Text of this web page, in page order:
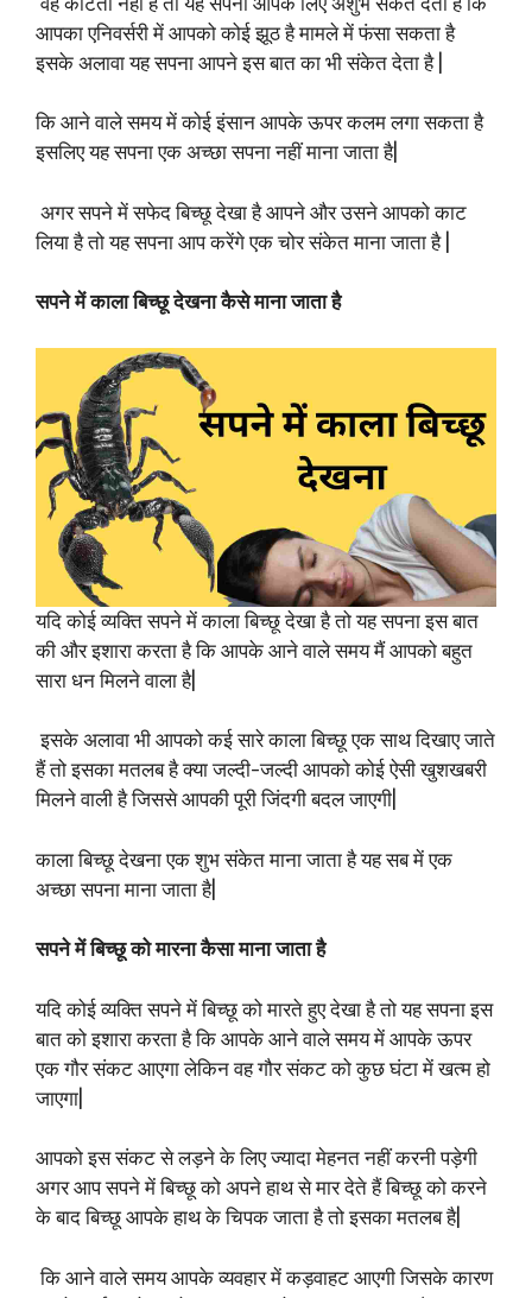
आपका एनिवर्सरी में आपको कोई झूठ है मामले में फंसा सकता है
इसके अलावा यह सपना आपने इस बात का भी संकेत देता है |
कि आने वाले समय में कोई इंसान आपके ऊपर कलम लगा सकता है
इसलिए यह सपना एक अच्छा सपना नहीं माना जाता है|
अगर सपने में सफेद बिच्छू देखा है आपने और उसने आपको काट
लिया है तो यह सपना आप करेंगे एक चोर संकेत माना जाता है |
सपने में काला बिच्छू देखना कैसे माना जाता है
यदि कोई व्यक्ति सपने में काला बिच्छू देखा है तो यह सपना इस बात
की और इशारा करता है कि आपके आने वाले समय मैं आपको बहुत
सारा धन मिलने वाला है|
इसके अलावा भी आपको कई सारे काला बिच्छू एक साथ दिखाए जाते
हैं तो इसका मतलब है क्या जल्दी-जल्दी आपको कोई ऐसी खुशखबरी
मिलने वाली है जिससे आपकी पूरी जिंदगी बदल जाएगी|
काला बिच्छू देखना एक शुभ संकेत माना जाता है यह सब में एक
अच्छा सपना माना जाता है|
सपने में बिच्छू को मारना कैसा माना जाता है
यदि कोई व्यक्ति सपने में बिच्छू को मारते हुए देखा है तो यह सपना इस
बात को इशारा करता है कि आपके आने वाले समय में आपके ऊपर
एक गौर संकट आएगा लेकिन वह गौर संकट को कुछ घंटा में खत्म हो
जाएगा|
आपको इस संकट से लड़ने के लिए ज्यादा मेहनत नहीं करनी पड़ेगी
अगर आप सपने में बिच्छू को अपने हाथ से मार देते हैं बिच्छू को करने
के बाद बिच्छू आपके हाथ के चिपक जाता है तो इसका मतलब है|
कि आने वाले समय आपके व्यवहार में कड़वाहट आएगी जिसके कारण